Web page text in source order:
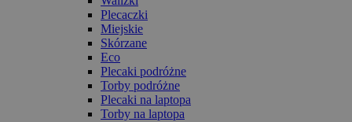
Plecaczki
Miejskie
Skórzane
Eco
Plecaki podróżne
Torby podróżne
Plecaki na laptopa
Torby na laptopa